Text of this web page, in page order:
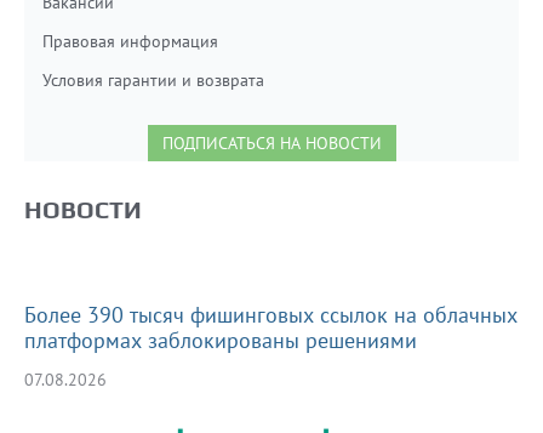
Правовая информация
Условия гарантии и возврата
ПОДПИСАТЬСЯ НА НОВОСТИ
НОВОСТИ
Более 390 тысяч фишинговых ссылок на облачных
платформах заблокированы решениями
07.08.2026